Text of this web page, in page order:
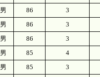
男 86
3
男 86
3
男 86
3
男 85
4
男 85
3